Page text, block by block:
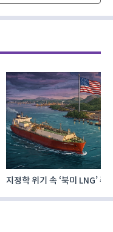
지정학 위기 속 ‘북미 LNG’